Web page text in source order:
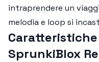
intraprendere un
melodia e loop si
SprunkiBlox